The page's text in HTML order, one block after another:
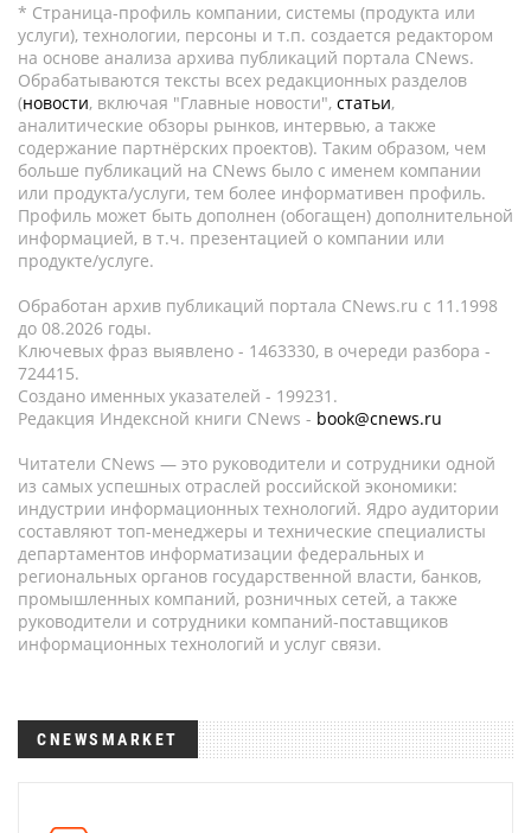
* Страница-профиль компании, системы (продукта или
услуги), технологии, персоны и т.п. создается редактором
на основе анализа архива публикаций портала CNews.
Обрабатываются тексты всех редакционных разделов
(новости, включая "Главные новости", статьи,
аналитические обзоры рынков, интервью, а также
содержание партнёрских проектов). Таким образом, чем
больше публикаций на CNews было с именем компании
или продукта/услуги, тем более информативен профиль.
Профиль может быть дополнен (обогащен) дополнительной
информацией, в т.ч. презентацией о компании или
продукте/услуге.
Обработан архив публикаций портала CNews.ru c 11.1998
до 08.2026 годы.
Ключевых фраз выявлено - 1463330, в очереди разбора -
724415.
Создано именных указателей - 199231.
Редакция Индексной книги CNews - book@cnews.ru
Читатели CNews — это руководители и сотрудники одной
из самых успешных отраслей российской экономики:
индустрии информационных технологий. Ядро аудитории
составляют топ-менеджеры и технические специалисты
департаментов информатизации федеральных и
региональных органов государственной власти, банков,
промышленных компаний, розничных сетей, а также
руководители и сотрудники компаний-поставщиков
информационных технологий и услуг связи.
CNEWSMARKET